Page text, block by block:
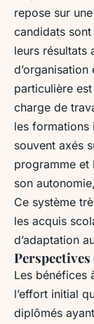
repose sur
candidats
leurs résultats
particulière
charge de
les formations
souvent axés
programme et
son
Ce système
les acquis
d’adaptation
Perspectives
Les bénéfices
l’effort initial
diplômés